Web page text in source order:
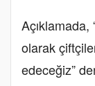
Açıklamada,
olarak
edeceğiz”